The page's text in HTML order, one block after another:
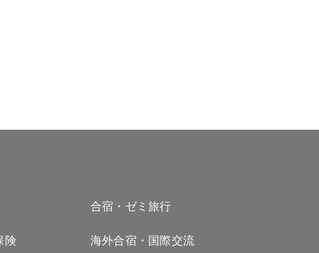
険
合宿・ゼミ旅行
海外合宿・国際交流